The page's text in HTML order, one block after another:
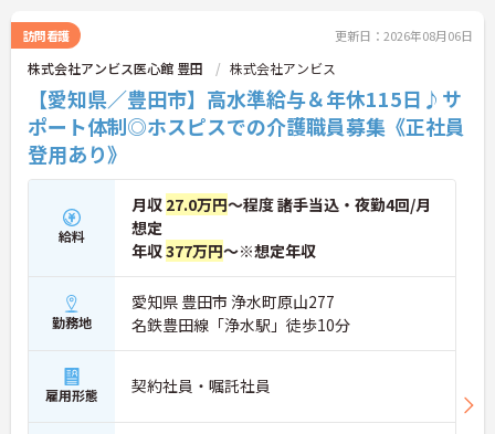
に詳細をお話しいたしますのでお気軽にご相談くだ
さい！
訪問看護 更新日：2026年08月06日
株式会社アンビス医心館 豊田 株式会社アンビス
【愛知県／豊田市】高水準給与＆年休115日♪サ
ポート体制◎ホスピスでの介護職員募集《正社員
登用あり》
給料
月収 27.0万円～程度 諸手当込・夜勤4回/月
想定
年収377万円～※想定年収
勤務地
愛知県 豊田市 浄水町原山277
名鉄豊田線「浄水駅」徒歩10分
雇用形態 契約社員・嘱託社員